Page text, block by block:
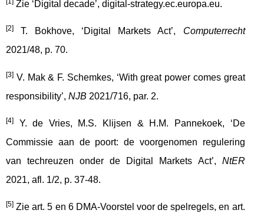
Zie ‘Digital decade’, digital-strategy.ec.europa.eu.
[2] T. Bokhove, ‘Digital Markets Act’, Computerrecht
2021/48, p. 70.
[3] V. Mak & F. Schemkes, ‘With great power comes great
responsibility’, NJB 2021/716, par. 2.
[4]
Y. de Vries, M.S. Klijsen & H.M. Pannekoek, ‘De
Commissie aan de poort: de voorgenomen regulering
van techreuzen onder de Digital Markets Act’, NtER
2021, afl. 1/2, p. 37-48.
[5] Zie art. 5 en 6 DMA-Voorstel voor de spelregels, en art.